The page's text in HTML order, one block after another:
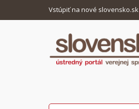
Vstúpiť na nové slovensko.sk